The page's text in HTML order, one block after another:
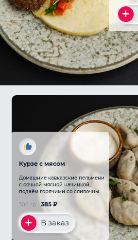
Курзе с мясом
Домашние кавказские пельмени
с сочной мясной начинкой,
подаём горячими со сливочным
385 ₽
300 гр
В заказ